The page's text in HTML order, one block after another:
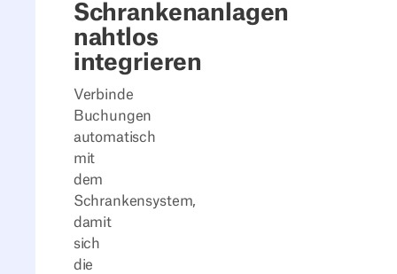
Schrankenanlagen
nahtlos
integrieren
Verbinde
Buchungen
automatisch
mit
dem
Schrankensystem,
damit
sich
die